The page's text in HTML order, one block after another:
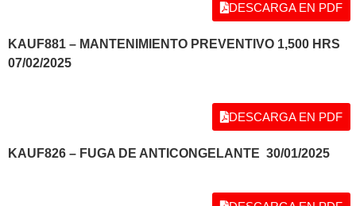
DESCARGA EN PDF
KAUF881 – MANTENIMIENTO PREVENTIVO 1,500 HRS
07/02/2025
DESCARGA EN PDF
KAUF826 – FUGA DE ANTICONGELANTE 30/01/2025